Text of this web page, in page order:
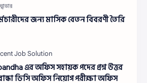
জন্য মাসিক বেতন বিবরণী তৈরি
এর অফিস সহায়ক পদের প্রশ্ন উত্তর
ডিসি অফিস নিয়োগ পরীক্ষা অফিস